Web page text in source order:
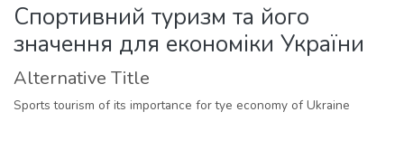
Statistics
Спортивний туризм та його
значення для економіки України
Alternative Title
Sports tourism of its importance for tye economy of Ukraine